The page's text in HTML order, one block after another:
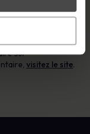
le site pour
et services sur la
sur
visitez le site.